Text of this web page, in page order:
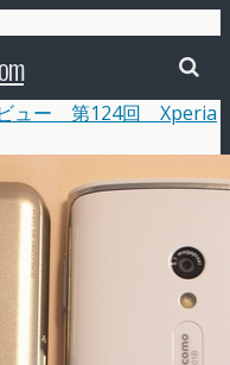
ュー 第124回 Xperia